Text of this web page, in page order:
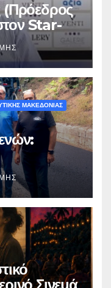
(Πρόεδρος
Star-
Σάββατο
!» –
ΜΑΚΕΔΟΝΙΑΣ